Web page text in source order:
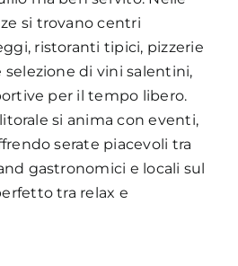
si trovano centri
ristoranti tipici, pizzerie
selezione di vini salentini,
per il tempo libero.
si anima con eventi,
serate piacevoli tra
gastronomici e locali sul
tra relax e